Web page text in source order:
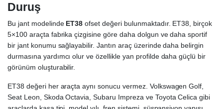
Duruş
Bu jant modelinde ET38 ofset değeri bulunmaktadır. ET38, birçok
5×100 araçta fabrika çizgisine göre daha dolgun ve daha sportif
bir jant konumu sağlayabilir. Jantın araç üzerinde daha belirgin
durmasına yardımcı olur ve özellikle yan profilde daha güçlü bir
görünüm oluşturabilir.
ET38 değeri her araçta aynı sonucu vermez. Volkswagen Golf,
Seat Leon, Skoda Octavia, Subaru Impreza ve Toyota Celica gibi